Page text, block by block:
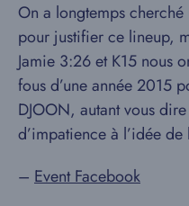
On a longtemps
pour justifier ce lineup,
Jamie 3:26 et K15 nous
fous d’une année 2015
DJOON, autant vous
d’impatience à l’idée
– Event Facebook